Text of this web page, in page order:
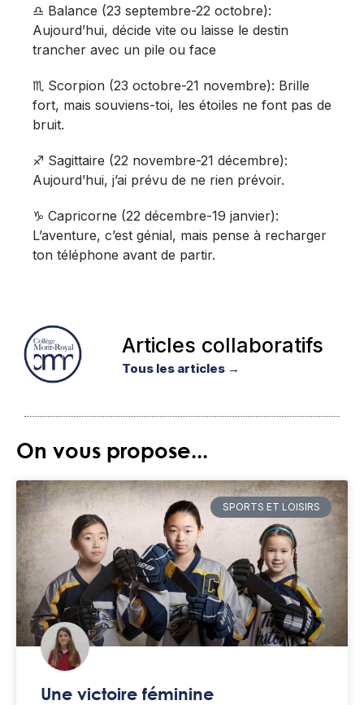
♎️ Balance (23 septembre-22 octobre):
Aujourd’hui, décide vite ou laisse le destin
trancher avec un pile ou face
♏️ Scorpion (23 octobre-21 novembre): Brille
fort, mais souviens-toi, les étoiles ne font pas de
bruit.
♐️ Sagittaire (22 novembre-21 décembre):
Aujourd’hui, j’ai prévu de ne rien prévoir.
♑️ Capricorne (22 décembre-19 janvier):
L’aventure, c’est génial, mais pense à recharger
ton téléphone avant de partir.
Articles collaboratifs
Tous les articles →
On vous propose...
SPORTS ET LOISIRS
Une victoire féminine